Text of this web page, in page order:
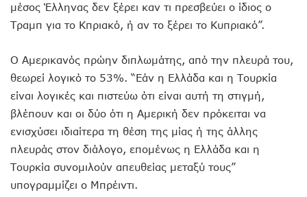
μέσος Έλληνας δεν ξέρει καν τι πρεσβεύει ο ίδιος ο
Τραμπ για το Κπριακό, ή αν το ξέρει το Κυπριακό”.
Ο Αμερικανός πρώην διπλωμάτης, από την πλευρά του,
θεωρεί λογικό το 53%. “Εάν η Ελλάδα και η Τουρκία
είναι λογικές και πιστεύω ότι είναι αυτή τη στιγμή,
βλέπουν και οι δύο ότι η Αμερική δεν πρόκειται να
ενισχύσει ιδιαίτερα τη θέση της μίας ή της άλλης
πλευράς στον διάλογο, επομένως η Ελλάδα και η
Τουρκία συνομιλούν απευθείας μεταξύ τους”
υπογραμμίζει ο Μπρέιντι.